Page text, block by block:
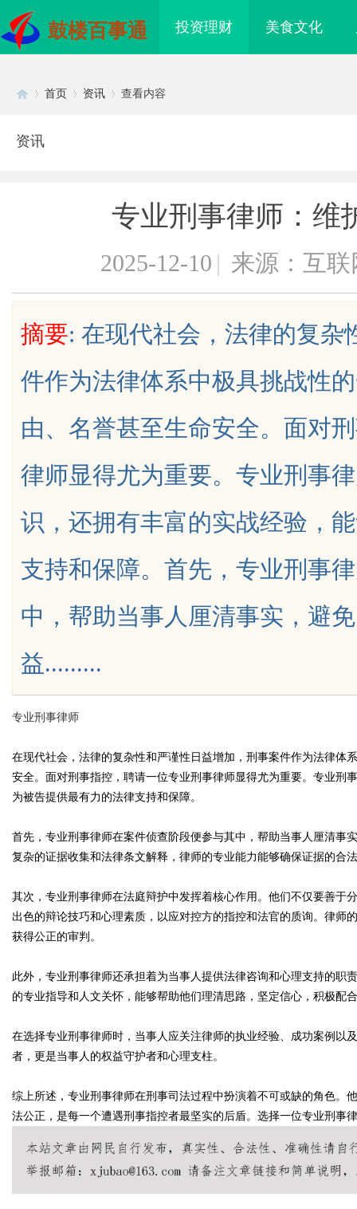
鼓楼百事通 投资理财 美食文化
uz
Bo
d
首页 资讯 查看内容
资讯
专业刑事律师：维
2025-12-10 | 来源：互联
摘要: 在现代社会，法律的复杂
件作为法律体系中极具挑战性
由、名誉甚至生命安全。面对
律师显得尤为重要。专业刑事
识，还拥有丰富的实战经验，
支持和保障。首先，专业刑事
中，帮助当事人厘清事实，避
益.........
专业刑事律师
在现代社会，法律的复杂性和严谨性日益增加，刑事案件作为法律体
安全。面对刑事指控，聘请一位专业刑事律师显得尤为重要。专业刑
为被告提供最有力的法律支持和保障。
首先，专业刑事律师在案件侦查阶段便参与其中，帮助当事人厘清事
复杂的证据收集和法律条文解释，律师的专业能力能够确保证据的合
其次，专业刑事律师在法庭辩护中发挥着核心作用。他们不仅要善于
出色的辩论技巧和心理素质，以应对控方的指控和法官的质询。律师
获得公正的审判。
此外，专业刑事律师还承担着为当事人提供法律咨询和心理支持的职
的专业指导和人文关怀，能够帮助他们理清思路，坚定信心，积极配
在选择专业刑事律师时，当事人应关注律师的执业经验、成功案例以
者，更是当事人的权益守护者和心理支柱。
综上所述，专业刑事律师在刑事司法过程中扮演着不可或缺的角色。
法公正，是每一个遭遇刑事指控者最坚实的后盾。选择一位专业刑事
佳平台推荐及使用指南 备观影